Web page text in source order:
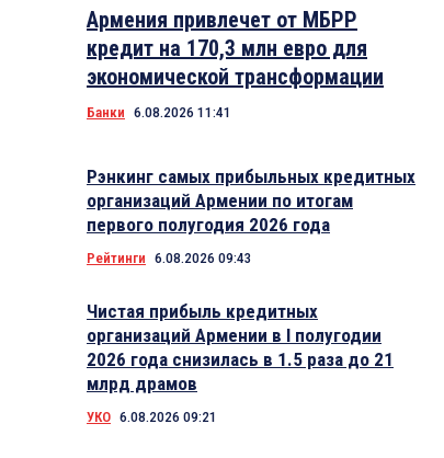
Армения привлечет от МБРР
кредит на 170,3 млн евро для
экономической трансформации
Банки 6.08.2026 11:41
Рэнкинг самых прибыльных кредитных
организаций Армении по итогам
первого полугодия 2026 года
Рейтинги 6.08.2026 09:43
Чистая прибыль кредитных
организаций Армении в I полугодии
2026 года снизилась в 1.5 раза до 21
млрд драмов
УКО 6.08.2026 09:21